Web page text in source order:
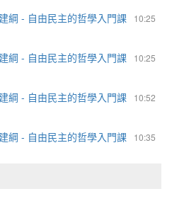
10:25
綱 - 自由民主的哲學入門課
10:25
綱 - 自由民主的哲學入門課
10:52
綱 - 自由民主的哲學入門課
10:35
綱 - 自由民主的哲學入門課